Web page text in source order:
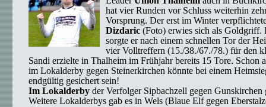
hat vier Runden vor Schluss weiterhin
Vorsprung. Der erst im Winter
Dizdaric (Foto) erwies sich als Goldgriff.
sorgte er nach einem schnellen Tor der
vier Volltreffern (15./38./67./78.) für den
Sandi erzielte in Thalheim im Frühjahr bereits 15 Tore. Schon
im Lokalderby gegen Steinerkirchen könnte bei einem
endgültig gesichert sein!
Im Lokalderby der Verfolger Sipbachzell gegen Gunskirchen
Weitere Lokalderbys gab es in Wels (Blaue Elf gegen